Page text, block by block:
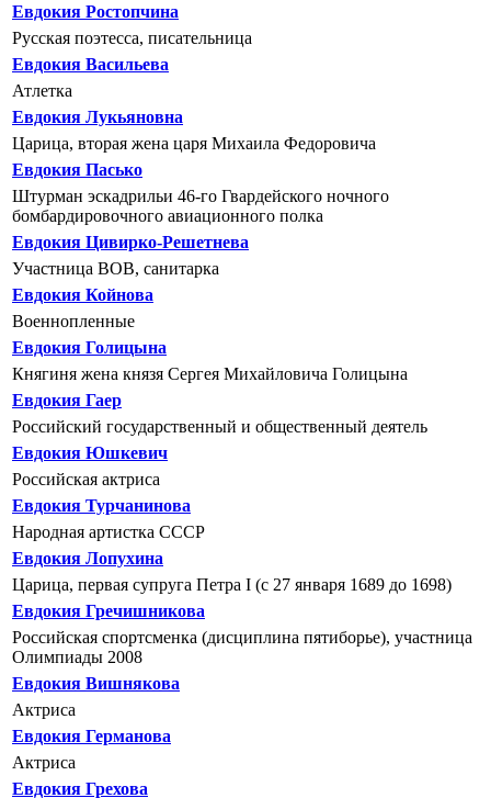
Евдокия Ростопчина
Русская поэтесса, писательница
Евдокия Васильева
Атлетка
Евдокия Лукьяновна
Царица, вторая жена царя Михаила Федоровича
Евдокия Пасько
Штурман эскадрильи 46-го Гвардейского ночного
бомбардировочного авиационного полка
Евдокия Цивирко-Решетнева
Участница ВОВ, санитарка
Евдокия Койнова
Военнопленные
Евдокия Голицына
Княгиня жена князя Сергея Михайловича Голицына
Евдокия Гаер
Российский государственный и общественный деятель
Евдокия Юшкевич
Российская актриса
Евдокия Турчанинова
Народная артистка СССР
Евдокия Лопухина
Царица, первая супруга Петра I (с 27 января 1689 до 1698)
Евдокия Гречишникова
Российская спортсменка (дисциплина пятиборье), участница
Олимпиады 2008
Евдокия Вишнякова
Актриса
Евдокия Германова
Актриса
Евдокия Грехова